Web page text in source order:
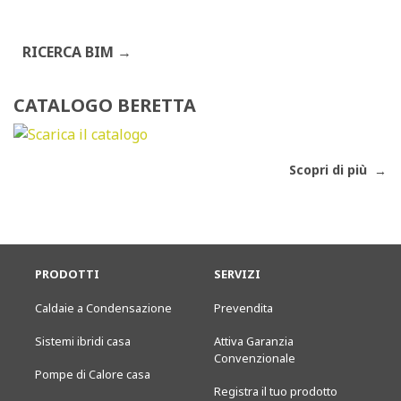
RICERCA BIM
CATALOGO BERETTA
Scopri di più
PRODOTTI
Caldaie a Condensazione
Sistemi ibridi casa
Pompe di Calore casa
SERVIZI
Prevendita
Attiva Garanzia
Convenzionale
Registra il tuo prodotto